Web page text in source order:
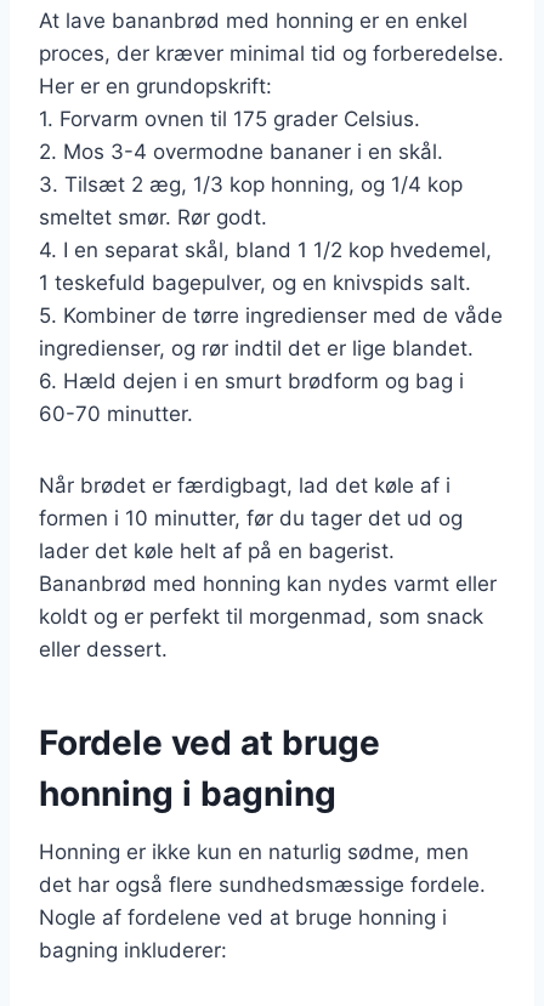
At lave bananbrød med honning er en enkel
proces, der kræver minimal tid og forberedelse.
Her er en grundopskrift:
1. Forvarm ovnen til 175 grader Celsius.
2. Mos 3-4 overmodne bananer i en skål.
3. Tilsæt 2 æg, 1/3 kop honning, og 1/4 kop
smeltet smør. Rør godt.
4. I en separat skål, bland 1 1/2 kop hvedemel,
1 teskefuld bagepulver, og en knivspids salt.
5. Kombiner de tørre ingredienser med de våde
ingredienser, og rør indtil det er lige blandet.
6. Hæld dejen i en smurt brødform og bag i
60-70 minutter.
Når brødet er færdigbagt, lad det køle af i
formen i 10 minutter, før du tager det ud og
lader det køle helt af på en bagerist.
Bananbrød med honning kan nydes varmt eller
koldt og er perfekt til morgenmad, som snack
eller dessert.
Fordele ved at bruge
honning i bagning
Honning er ikke kun en naturlig sødme, men
det har også flere sundhedsmæssige fordele.
Nogle af fordelene ved at bruge honning i
bagning inkluderer: